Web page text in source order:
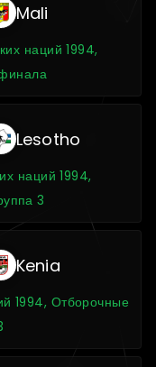
Mali
наций 1994,
Lesotho
наций 1994,
3
Kenia
1994, Отборочные